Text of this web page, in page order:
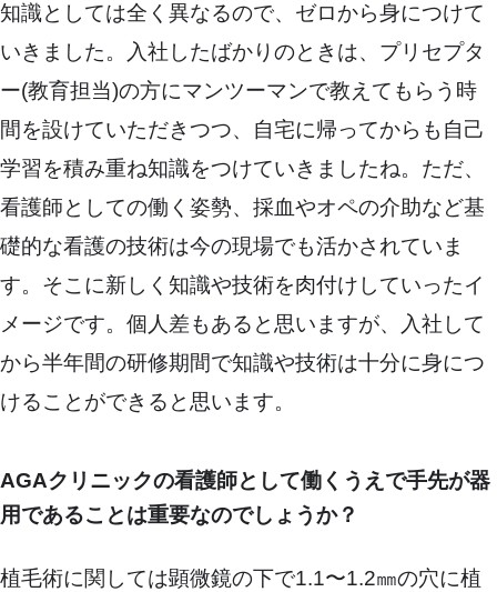
知識としては全く異なるので、ゼロから身につけて
いきました。入社したばかりのときは、プリセプタ
ー(教育担当)の方にマンツーマンで教えてもらう時
間を設けていただきつつ、自宅に帰ってからも自己
学習を積み重ね知識をつけていきましたね。ただ、
看護師としての働く姿勢、採血やオペの介助など基
礎的な看護の技術は今の現場でも活かされていま
す。そこに新しく知識や技術を肉付けしていったイ
メージです。個人差もあると思いますが、入社して
から半年間の研修期間で知識や技術は十分に身につ
けることができると思います。
AGAクリニックの看護師として働くうえで手先が器
用であることは重要なのでしょうか？
植毛術に関しては顕微鏡の下で1.1〜1.2㎜の穴に植